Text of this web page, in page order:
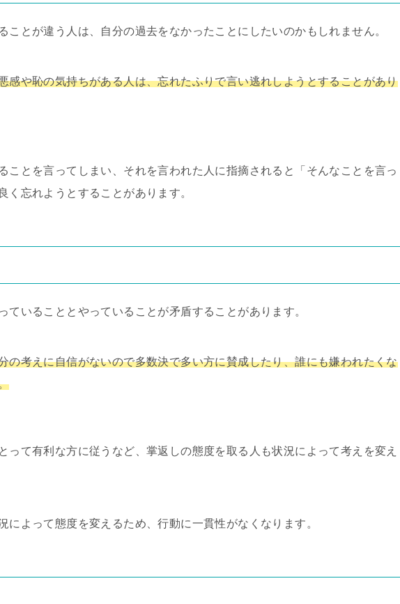
ことが違う人は、自分の過去をなかったことにしたいのかもしれません。
感や恥の気持ちがある人は、忘れたふりで言い逃れしようとすることがあり
ことを言ってしまい、それを言われた人に指摘されると「そんなことを言っ
く忘れようとすることがあります。
ていることとやっていることが矛盾することがあります。
の考えに自信がないので多数決で多い方に賛成したり、誰にも嫌われたくな
って有利な方に従うなど、掌返しの態度を取る人も状況によって考えを変え
によって態度を変えるため、行動に一貫性がなくなります。